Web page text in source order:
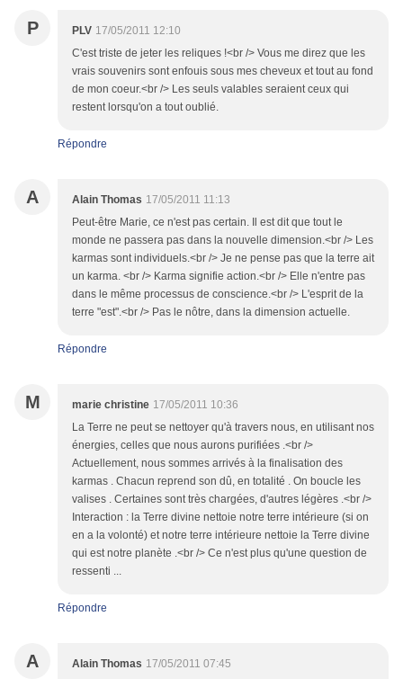
P PLV 17/05/2011 12:10
C'est triste de jeter les reliques !<br /> Vous me direz que les
vrais souvenirs sont enfouis sous mes cheveux et tout au fond
de mon coeur.<br /> Les seuls valables seraient ceux qui
restent lorsqu'on a tout oublié.
Répondre
A Alain Thomas 17/05/2011 11:13
Peut-être Marie, ce n'est pas certain. Il est dit que tout le
monde ne passera pas dans la nouvelle dimension.<br /> Les
karmas sont individuels.<br /> Je ne pense pas que la terre ait
un karma. <br /> Karma signifie action.<br /> Elle n'entre pas
dans le même processus de conscience.<br /> L'esprit de la
terre "est".<br /> Pas le nôtre, dans la dimension actuelle.
Répondre
M marie christine 17/05/2011 10:36
La Terre ne peut se nettoyer qu'à travers nous, en utilisant nos
énergies, celles que nous aurons purifiées .<br />
Actuellement, nous sommes arrivés à la finalisation des
karmas . Chacun reprend son dû, en totalité . On boucle les
valises . Certaines sont très chargées, d'autres légères .<br />
Interaction : la Terre divine nettoie notre terre intérieure (si on
en a la volonté) et notre terre intérieure nettoie la Terre divine
qui est notre planète .<br /> Ce n'est plus qu'une question de
ressenti ...
Répondre
A Alain Thomas 17/05/2011 07:45